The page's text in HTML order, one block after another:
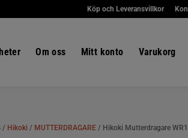
Köp och Leveransvillkor
Om oss Mitt konto Varukorg
/ Hikoki/ MUTTERDRAGARE/ Hikoki Mutterdragare